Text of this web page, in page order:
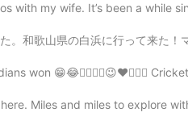
て可愛い！
with my wife. It’s been a while
来た！マジで楽しかった！前日に出かけて天気方法をチェックし
won 😁😂✌🏻💪🏻😉❤️💜💖💙
Miles and miles to explore